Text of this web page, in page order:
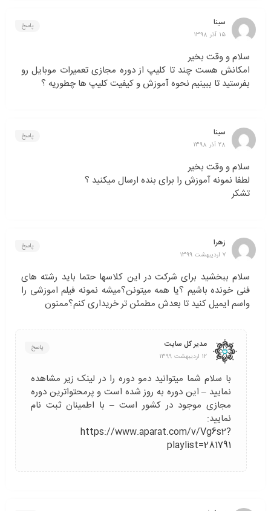
سینا
15 آذر 1398
پاسخ
سلام و وقت بخیر
امکانش هست چند تا کلیپ از دوره مجازی تعمیرات موبایل رو
بفرستید تا ببینیم نحوه آموزش و کیفیت کلیپ ها چطوریه ؟
سینا
28 آذر 1398
پاسخ
سلام و وقت بخیر
لطفا نمونه آموزش را برای بنده ارسال میکنید ؟
تشکر
زهرا
7 اردیبهشت 1399
پاسخ
سلام ببخشید برای شرکت در این کلاسها حتما باید رشته های
فنی خونده باشیم ؟یا همه میتونن؟میشه نمونه فیلم اموزشی را
واسم ایمیل کنید تا بعدش مطمئن تر خریداری کنم؟ممنون
مدیر کل سایت
12 اردیبهشت 1399
پاسخ
با سلام شما میتوانید دمو دوره را در لینک زیر مشاهده
نمایید – این دوره به روز شده است و پرمحتواترین دوره
مجازی موجود در کشور است – با اطمینان ثبت نام
نمایید:
https://www.aparat.com/v/Vg6s2?
playlist=281791